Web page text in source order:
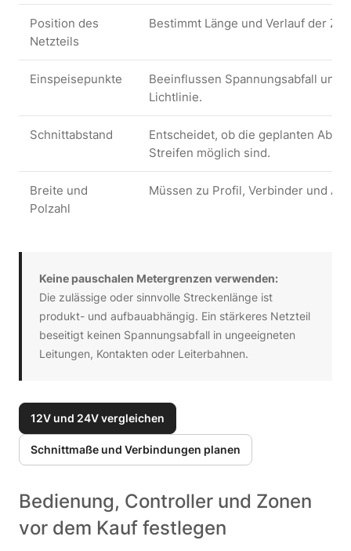
Position des
Netzteils
Bestimmt Länge und Verlauf der
Einspeisepunkte
Beeinflussen Spannungsabfall und
Lichtlinie.
Schnittabstand
Entscheidet, ob die geplanten
Streifen möglich sind.
Breite und
Polzahl
Müssen zu Profil, Verbinder und
Keine pauschalen Metergrenzen verwenden:
Die zulässige oder sinnvolle Streckenlänge ist
produkt- und aufbauabhängig. Ein stärkeres Netzteil
beseitigt keinen Spannungsabfall in ungeeigneten
Leitungen, Kontakten oder Leiterbahnen.
12V und 24V vergleichen
Schnittmaße und Verbindungen planen
Bedienung, Controller und Zonen
vor dem Kauf festlegen